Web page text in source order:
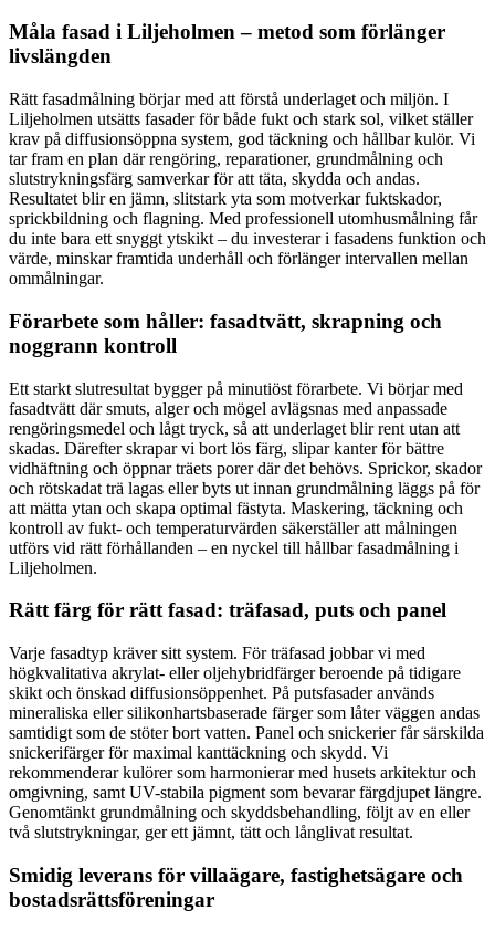
Måla fasad i Liljeholmen – metod som förlänger
livslängden
Rätt fasadmålning börjar med att förstå underlaget och miljön. I
Liljeholmen utsätts fasader för både fukt och stark sol, vilket ställer
krav på diffusionsöppna system, god täckning och hållbar kulör. Vi
tar fram en plan där rengöring, reparationer, grundmålning och
slutstrykningsfärg samverkar för att täta, skydda och andas.
Resultatet blir en jämn, slitstark yta som motverkar fuktskador,
sprickbildning och flagning. Med professionell utomhusmålning får
du inte bara ett snyggt ytskikt – du investerar i fasadens funktion och
värde, minskar framtida underhåll och förlänger intervallen mellan
ommålningar.
Förarbete som håller: fasadtvätt, skrapning och
noggrann kontroll
Ett starkt slutresultat bygger på minutiöst förarbete. Vi börjar med
fasadtvätt där smuts, alger och mögel avlägsnas med anpassade
rengöringsmedel och lågt tryck, så att underlaget blir rent utan att
skadas. Därefter skrapar vi bort lös färg, slipar kanter för bättre
vidhäftning och öppnar träets porer där det behövs. Sprickor, skador
och rötskadat trä lagas eller byts ut innan grundmålning läggs på för
att mätta ytan och skapa optimal fästyta. Maskering, täckning och
kontroll av fukt- och temperaturvärden säkerställer att målningen
utförs vid rätt förhållanden – en nyckel till hållbar fasadmålning i
Liljeholmen.
Rätt färg för rätt fasad: träfasad, puts och panel
Varje fasadtyp kräver sitt system. För träfasad jobbar vi med
högkvalitativa akrylat- eller oljehybridfärger beroende på tidigare
skikt och önskad diffusionsöppenhet. På putsfasader används
mineraliska eller silikonhartsbaserade färger som låter väggen andas
samtidigt som de stöter bort vatten. Panel och snickerier får särskilda
snickerifärger för maximal kanttäckning och skydd. Vi
rekommenderar kulörer som harmonierar med husets arkitektur och
omgivning, samt UV-stabila pigment som bevarar färgdjupet längre.
Genomtänkt grundmålning och skyddsbehandling, följt av en eller
två slutstrykningar, ger ett jämnt, tätt och långlivat resultat.
Smidig leverans för villaägare, fastighetsägare och
bostadsrättsföreningar